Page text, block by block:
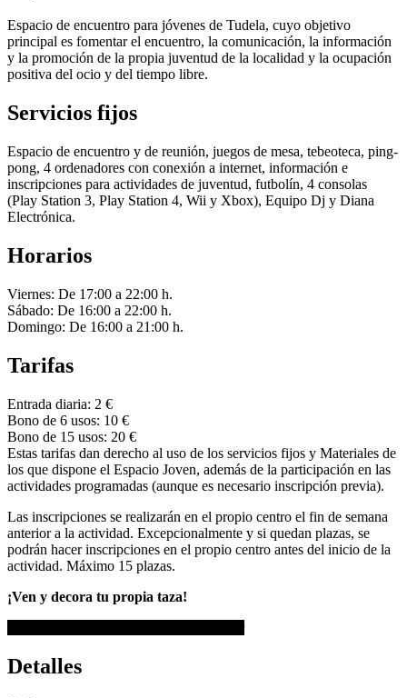
Espacio de encuentro para jóvenes de Tudela, cuyo objetivo
principal es fomentar el encuentro, la comunicación, la información
y la promoción de la propia juventud de la localidad y la ocupación
positiva del ocio y del tiempo libre.
Servicios fijos
Espacio de encuentro y de reunión, juegos de mesa, tebeoteca, ping-
pong, 4 ordenadores con conexión a internet, información e
inscripciones para actividades de juventud, futbolín, 4 consolas
(Play Station 3, Play Station 4, Wii y Xbox), Equipo Dj y Diana
Electrónica.
Horarios
Viernes: De 17:00 a 22:00 h.
Sábado: De 16:00 a 22:00 h.
Domingo: De 16:00 a 21:00 h.
Tarifas
Entrada diaria: 2 €
Bono de 6 usos: 10 €
Bono de 15 usos: 20 €
Estas tarifas dan derecho al uso de los servicios fijos y Materiales de
los que dispone el Espacio Joven, además de la participación en las
actividades programadas (aunque es necesario inscripción previa).
Las inscripciones se realizarán en el propio centro el fin de semana
anterior a la actividad. Excepcionalmente y si quedan plazas, se
podrán hacer inscripciones en el propio centro antes del inicio de la
actividad. Máximo 15 plazas.
¡Ven y decora tu propia taza!
Detalles